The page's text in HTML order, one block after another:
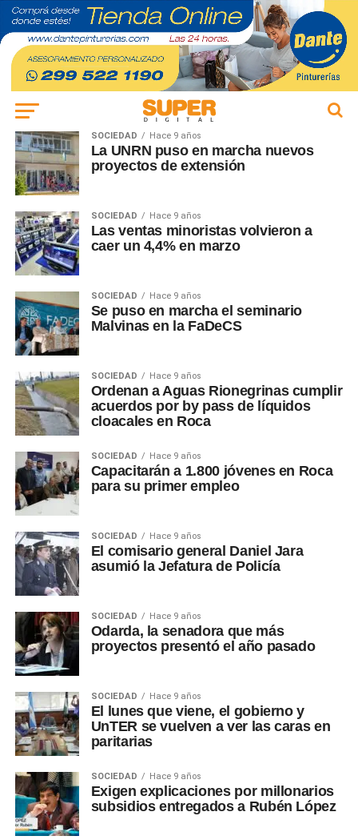
SOCIEDAD Hace 9 años
La UNRN puso en marcha nuevos
proyectos de extensión
SOCIEDAD Hace 9 años
Las ventas minoristas volvieron a
caer un 4,4% en marzo
SOCIEDAD Hace 9 años
Se puso en marcha el seminario
Malvinas en la FaDeCS
SOCIEDAD Hace 9 años
Ordenan a Aguas Rionegrinas cumplir
acuerdos por by pass de líquidos
cloacales en Roca
SOCIEDAD Hace 9 años
Capacitarán a 1.800 jóvenes en Roca
para su primer empleo
SOCIEDAD Hace 9 años
El comisario general Daniel Jara
asumió la Jefatura de Policía
SOCIEDAD Hace 9 años
Odarda, la senadora que más
proyectos presentó el año pasado
SOCIEDAD Hace 9 años
El lunes que viene, el gobierno y
UnTER se vuelven a ver las caras en
paritarias
SOCIEDAD Hace 9 años
Exigen explicaciones por millonarios
subsidios entregados a Rubén López